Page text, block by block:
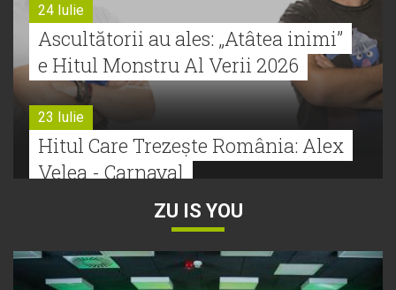
24 Iulie
Ascultătorii au ales: „Atâtea inimi”
e Hitul Monstru Al Verii 2026
23 Iulie
Hitul Care Trezește România: Alex
Velea - Carnaval
Bătălie strânsă la Hitul Monstru Al
Verii: Cabron versus Faydee
ZU IS YOU